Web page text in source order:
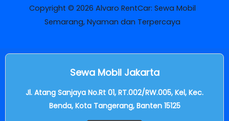
Copyright © 2026 Alvaro RentCar: Sewa Mobil
Semarang, Nyaman dan Terpercaya
Sewa Mobil Jakarta
Jl. Atang Sanjaya No.Rt 01, RT.002/RW.005, Kel, Kec.
Benda, Kota Tangerang, Banten 15125